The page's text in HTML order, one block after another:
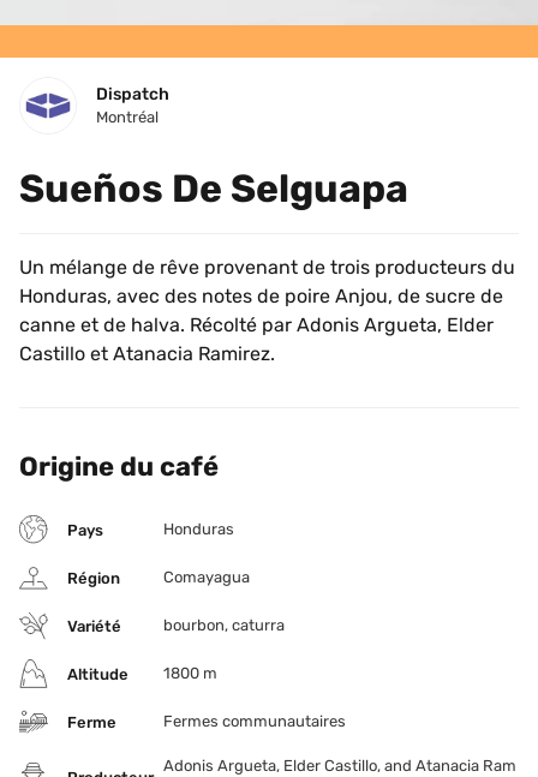
Dispatch
Montréal
Sueños De Selguapa
Un mélange de rêve provenant de trois producteurs du
Honduras, avec des notes de poire Anjou, de sucre de
canne et de halva. Récolté par Adonis Argueta, Elder
Castillo et Atanacia Ramirez.
Origine du café
Pays Honduras
Région Comayagua
Variété bourbon, caturra
Altitude 1800 m
Ferme Fermes communautaires
Adonis Argueta, Elder Castillo, and Atanacia Ram